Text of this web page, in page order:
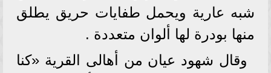
شبه عارية ويحمل طفايات حريق يطلق
منها بودرة لها ألوان متعددة .
وقال شهود عيان من أهالى القرية «كنا